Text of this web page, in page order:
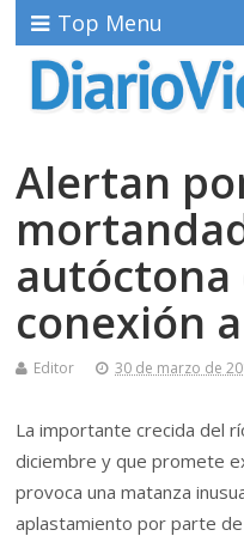
Top Menu
Alertan
autóctona
conexión
Editor 30 de marzo de
La importante crecida del
diciembre y que promete
provoca una matanza
aplastamiento por parte